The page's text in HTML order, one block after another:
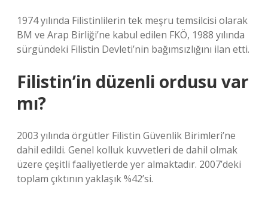
1974 yılında Filistinlilerin tek meşru temsilcisi olarak
BM ve Arap Birliği’ne kabul edilen FKÖ, 1988 yılında
sürgündeki Filistin Devleti’nin bağımsızlığını ilan etti.
Filistin’in düzenli ordusu var
mı?
2003 yılında örgütler Filistin Güvenlik Birimleri’ne
dahil edildi. Genel kolluk kuvvetleri de dahil olmak
üzere çeşitli faaliyetlerde yer almaktadır. 2007’deki
toplam çıktının yaklaşık %42’si.